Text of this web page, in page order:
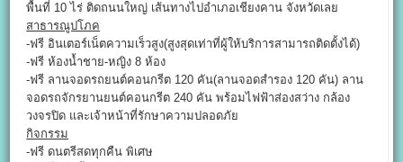
พื้นที่ 10 ไร่ ติดถนนใหญ่ เส้นทางไปอำเภอเชียงคาน จังหวัดเลย
สาธารณูปโภค
-ฟรี อินเตอร์เน็ตความเร็วสูง(สูงสุดเท่าที่ผู้ให้บริการสามารถติดตั้งได้)
-ฟรี ห้องน้ำชาย-หญิง 8 ห้อง
-ฟรี ลานจอดรถยนต์คอนกรีต 120 คัน(ลานจอดสำรอง 120 คัน) ลาน
จอดรถจักรยานยนต์คอนกรีต 240 คัน พร้อมไฟฟ้าส่องสว่าง กล้อง
วงจรปิด และเจ้าหน้าที่รักษาความปลอดภัย
กิจกรรม
-ฟรี ดนตรีสดทุกคืน พิเศษ